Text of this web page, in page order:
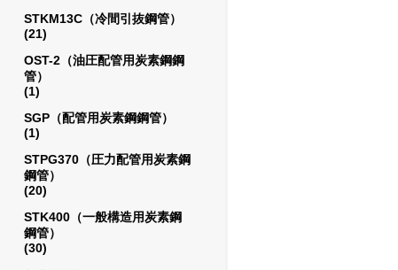
STKM13C（冷間引抜鋼管）
(21)
OST-2（油圧配管用炭素鋼鋼
管）
(1)
SGP（配管用炭素鋼鋼管）
(1)
STPG370（圧力配管用炭素鋼
鋼管）
(20)
STK400（一般構造用炭素鋼
鋼管）
(30)